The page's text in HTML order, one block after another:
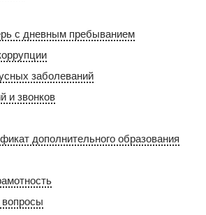
с дневным пребыванием
заболеваний
и звонков
дополнительного образования